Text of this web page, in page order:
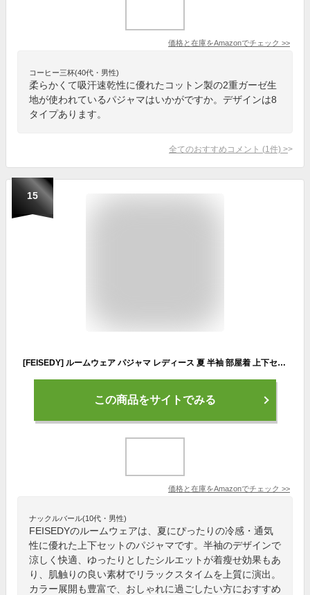
価格と在庫をAmazonでチェック >>
コーヒー三杯(40代・男性)
柔らかくて吸汗速乾性に優れたコットン製の2重ガーゼ生
地が使われているパジャマはいかがですか。デザインは8
タイプあります。
全てのおすすめコメント (1 件) >
15
[FEISEDY] ルームウェア パジャマ レディース 夏 半袖 部屋着 上下セット 寝巻き 便利服 おしゃれ 冷感 通気性 ゆったり 肌に優しい 着瘦せ 心地よい ナイトウェア 春・夏・秋 4色 2点セット A8106
この商品をサイトでみる
価格と在庫をAmazonでチェック >>
ナックルバール(10代・男性)
FEISEDYのルームウェアは、夏にぴったりの冷感・通気
性に優れた上下セットのパジャマです。半袖のデザインで
涼しく快適、ゆったりとしたシルエットが着瘦せ効果もあ
り、肌触りの良い素材でリラックスタイムを上質に演出。
カラー展開も豊富で、おしゃれに過ごしたい方におすすめ